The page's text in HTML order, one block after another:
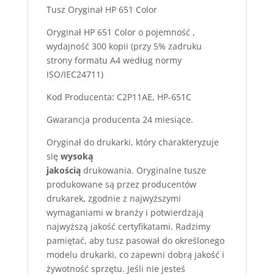
Tusz Oryginał HP 651 Color
Oryginał HP 651 Color o pojemność ,
wydajność 300 kopii (przy 5% zadruku
strony formatu A4 według normy
ISO/IEC24711)
Kod Producenta: C2P11AE, HP-651C
Gwarancja producenta 24 miesiące.
Oryginał do drukarki, który charakteryzuje
się wysoką
jakościądrukowania. Oryginalne tusze
produkowane są przez producentów
drukarek, zgodnie z najwyższymi
wymaganiami w branży i potwierdzają
najwyższą jakość certyfikatami. Radzimy
pamiętać, aby tusz pasował do określonego
modelu drukarki, co zapewni dobrą jakość i
żywotność sprzętu. Jeśli nie jesteś